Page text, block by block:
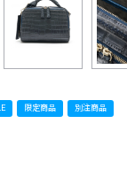
別注商品
限定商品